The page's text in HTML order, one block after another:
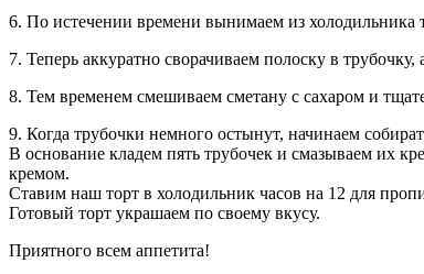
6. По истечении времени вынимаем из
7. Теперь аккуратно сворачиваем полоску в
8. Тем временем смешиваем сметану с сахаром и
9. Когда трубочки немного остынут, начинаем
В основание кладем пять трубочек и смазываем их
кремом.
Ставим наш торт в холодильник часов на 12 для
Готовый торт украшаем по своему вкусу.
Приятного всем аппетита!